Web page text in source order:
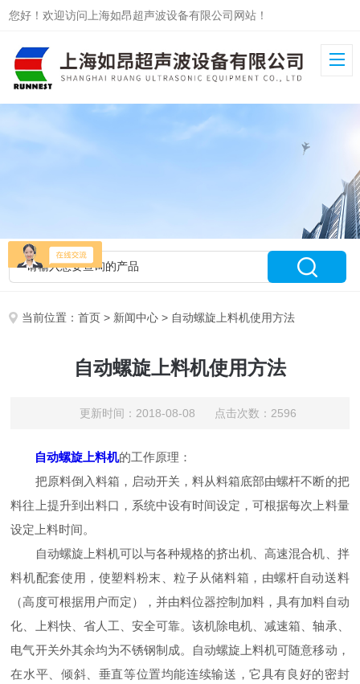
您好！欢迎访问上海如昂超声波设备有限公司网站！
当前位置：首页 > 新闻中心 > 自动螺旋上料机使用方法
自动螺旋上料机使用方法
更新时间：2018-08-08 点击次数：2596
自动螺旋上料机的工作原理：
把原料倒入料箱，启动开关，料从料箱底部由螺杆不断的把
料往上提升到出料口，系统中设有时间设定，可根据每次上料量
设定上料时间。
自动螺旋上料机可以与各种规格的挤出机、高速混合机、拌
料机配套使用，使塑料粉末、粒子从储料箱，由螺杆自动送料
（高度可根据用户而定），并由料位器控制加料，具有加料自动
化、上料快、省人工、安全可靠。该机除电机、减速箱、轴承、
电气开关外其余均为不锈钢制成。自动螺旋上料机可随意移动，
在水平、倾斜、垂直等位置均能连续输送，它具有良好的密封